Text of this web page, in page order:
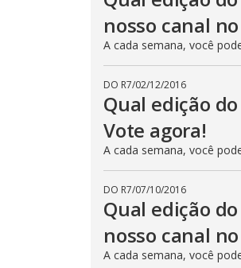
nosso canal
A cada semana, você
DO R7/02/12/2016
Qual edição
Vote agora!
A cada semana, você
DO R7/07/10/2016
Qual edição
nosso canal
A cada semana, você